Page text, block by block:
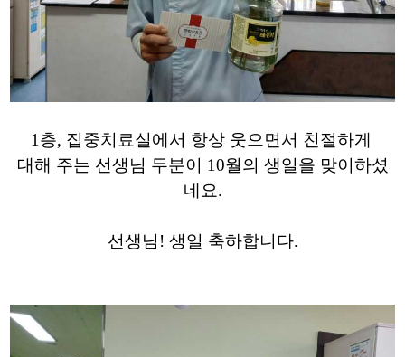
1층, 집중치료실에서 항상 웃으면서 친절하게
대해 주는 선생님 두분이 10월의 생일을 맞이하셨
네요.
선생님! 생일 축하합니다.